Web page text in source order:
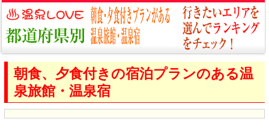
朝食、夕食付きの宿泊プランのある温
泉旅館・温泉宿